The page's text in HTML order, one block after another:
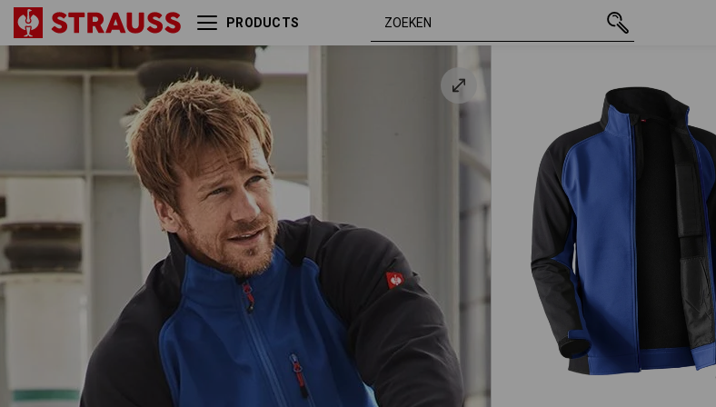
PRODUCTS
Softshelljack dryplexx®
softlight
S